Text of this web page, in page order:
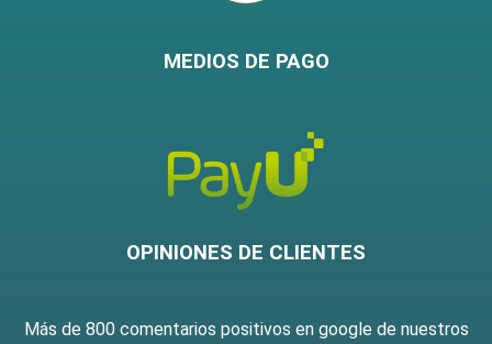
MEDIOS DE PAGO
OPINIONES DE CLIENTES
Más de 800 comentarios positivos en google de nuestros